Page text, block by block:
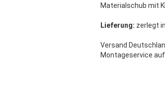
Materialschub mit
Lieferung: zerlegt
Versand
Montageservice